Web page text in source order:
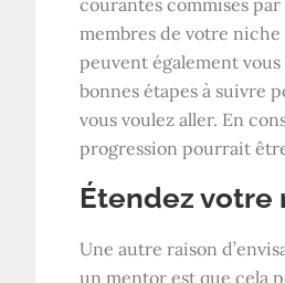
membres de votre
peuvent également
bonnes étapes à suivre
vous voulez aller. En
progression pourrait
Étendez votre
Une autre raison
un mentor est que cela